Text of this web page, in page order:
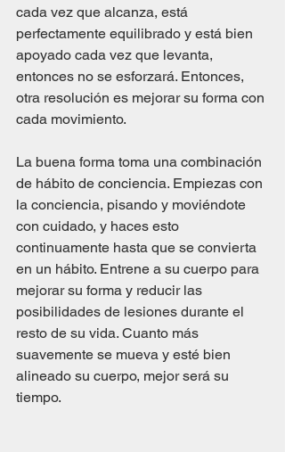
cada vez que alcanza, está
perfectamente equilibrado y está bien
apoyado cada vez que levanta,
entonces no se esforzará. Entonces,
otra resolución es mejorar su forma con
cada movimiento.
La buena forma toma una combinación
de hábito de conciencia. Empiezas con
la conciencia, pisando y moviéndote
con cuidado, y haces esto
continuamente hasta que se convierta
en un hábito. Entrene a su cuerpo para
mejorar su forma y reducir las
posibilidades de lesiones durante el
resto de su vida. Cuanto más
suavemente se mueva y esté bien
alineado su cuerpo, mejor será su
tiempo.